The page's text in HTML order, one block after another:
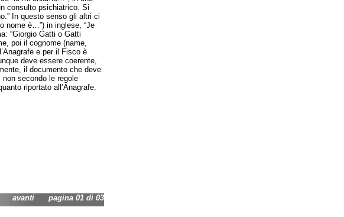
consulto psichiatrico. Si
In questo senso gli altri ci
nome è…”) in inglese, “Je
“Giorgio Gatti o Gatti
poi il cognome (name,
e per il Fisco è
deve essere coerente,
il documento che deve
secondo le regole
riportato all’Anagrafe.
avantipagina 01 di 03